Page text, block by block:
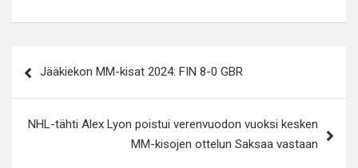
selaus
Jääkiekon MM-kisat 2024: FIN 8-0 GBR
NHL-tähti Alex Lyon poistui verenvuodon vuoksi kesken
MM-kisojen ottelun Saksaa vastaan